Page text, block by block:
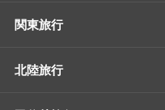
関東旅行
北陸旅行